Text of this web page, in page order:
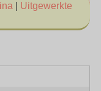
Uitgewerkte